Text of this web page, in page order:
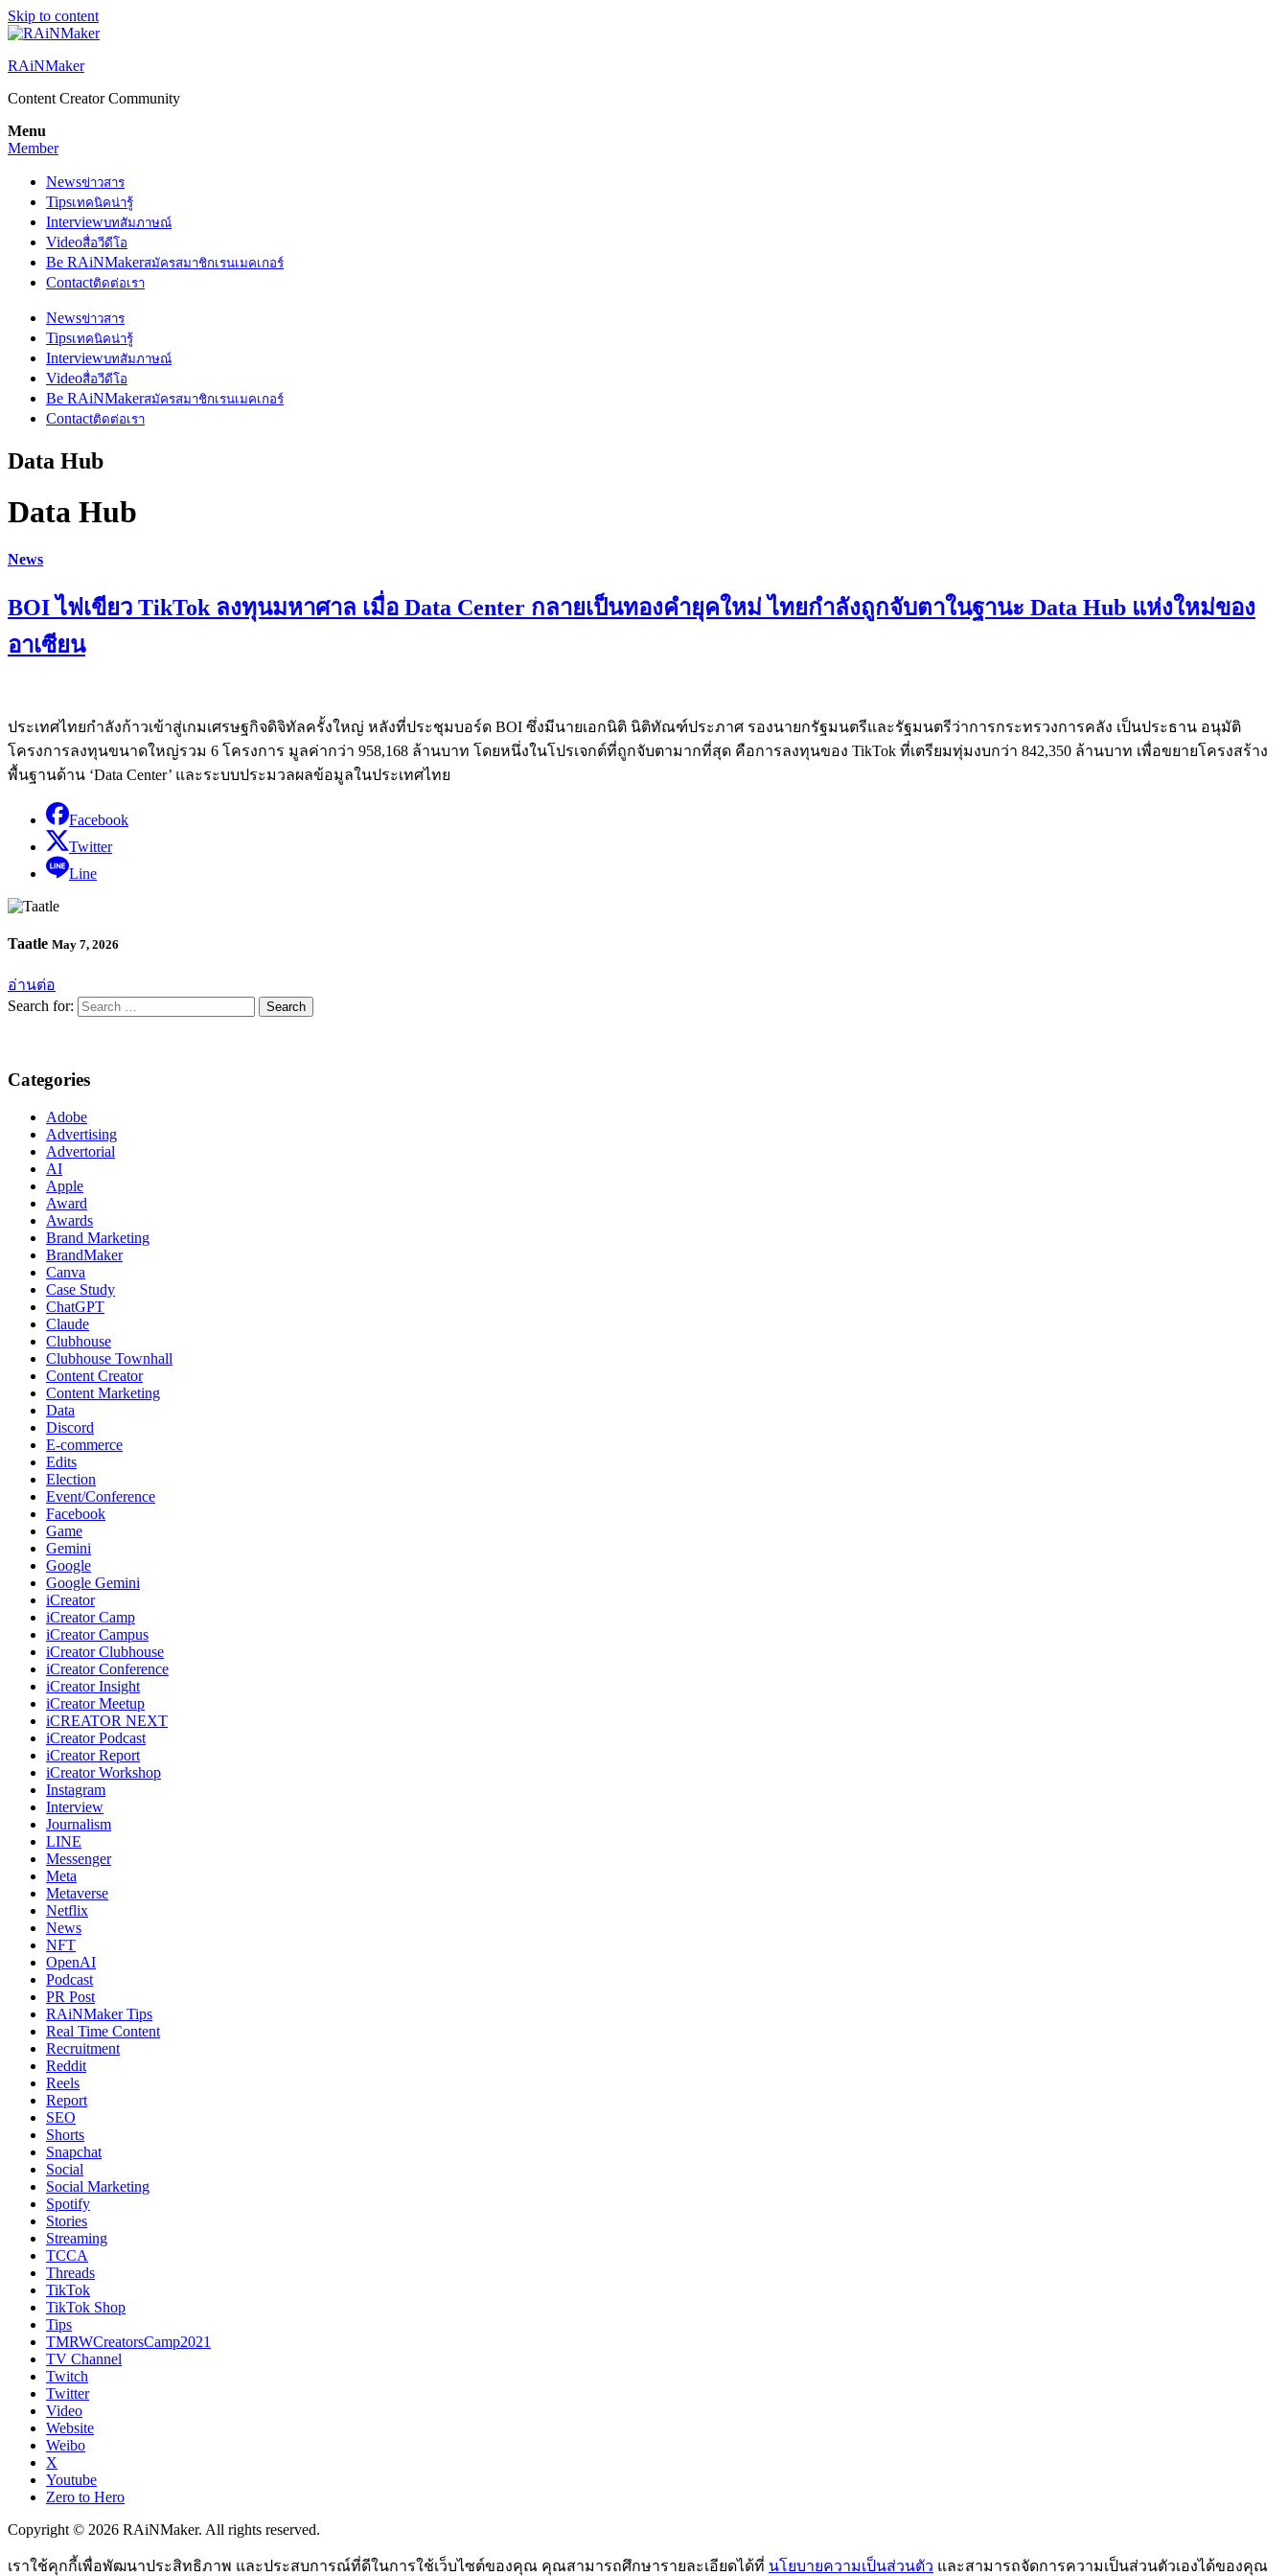
Skip to content
RAiNMaker
Content Creator Community
Menu
Member
Newsข่าวสาร
Tipsเทคนิคน่ารู้
Interviewบทสัมภาษณ์
Videoสื่อวีดีโอ
Be RAiNMakerสมัครสมาชิกเรนเมคเกอร์
Contactติดต่อเรา
Newsข่าวสาร
Tipsเทคนิคน่ารู้
Interviewบทสัมภาษณ์
Videoสื่อวีดีโอ
Be RAiNMakerสมัครสมาชิกเรนเมคเกอร์
Contactติดต่อเรา
Data Hub
Data Hub
News
BOI ไฟเขียว TikTok ลงทุนมหาศาล เมื่อ Data Center กลายเป็นทองคำยุคใหม่ ไทยกำลังถูกจับตาในฐานะ Data Hub แห่งใหม่ของ
อาเซียน
ประเทศไทยกำลังก้าวเข้าสู่เกมเศรษฐกิจดิจิทัลครั้งใหญ่ หลังที่ประชุมบอร์ด BOI ซึ่งมีนายเอกนิติ นิติทัณฑ์ประภาศ รองนายกรัฐมนตรีและรัฐมนตรีว่าการกระทรวงการคลัง เป็นประธาน อนุมัติ
โครงการลงทุนขนาดใหญ่รวม 6 โครงการ มูลค่ากว่า 958,168 ล้านบาท โดยหนึ่งในโปรเจกต์ที่ถูกจับตามากที่สุด คือการลงทุนของ TikTok ที่เตรียมทุ่มงบกว่า 842,350 ล้านบาท เพื่อขยายโครงสร้าง
พื้นฐานด้าน ‘Data Center’ และระบบประมวลผลข้อมูลในประเทศไทย
Facebook
Twitter
Line
Taatle May 7, 2026
อ่านต่อ
Search for:
Categories
Adobe
Advertising
Advertorial
AI
Apple
Award
Awards
Brand Marketing
BrandMaker
Canva
Case Study
ChatGPT
Claude
Clubhouse
Clubhouse Townhall
Content Creator
Content Marketing
Data
Discord
E-commerce
Edits
Election
Event/Conference
Facebook
Game
Gemini
Google
Google Gemini
iCreator
iCreator Camp
iCreator Campus
iCreator Clubhouse
iCreator Conference
iCreator Insight
iCreator Meetup
iCREATOR NEXT
iCreator Podcast
iCreator Report
iCreator Workshop
Instagram
Interview
Journalism
LINE
Messenger
Meta
Metaverse
Netflix
News
NFT
OpenAI
Podcast
PR Post
RAiNMaker Tips
Real Time Content
Recruitment
Reddit
Reels
Report
SEO
Shorts
Snapchat
Social
Social Marketing
Spotify
Stories
Streaming
TCCA
Threads
TikTok
TikTok Shop
Tips
TMRWCreatorsCamp2021
TV Channel
Twitch
Twitter
Video
Website
Weibo
X
Youtube
Zero to Hero
Copyright © 2026 RAiNMaker. All rights reserved.
เราใช้คุกกี้เพื่อพัฒนาประสิทธิภาพ และประสบการณ์ที่ดีในการใช้เว็บไซต์ของคุณ คุณสามารถศึกษารายละเอียดได้ที่ นโยบายความเป็นส่วนตัว และสามารถจัดการความเป็นส่วนตัวเองได้ของคุณ